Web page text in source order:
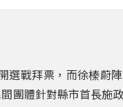
選戰拜票，而徐榛蔚
團體針對縣市首長施